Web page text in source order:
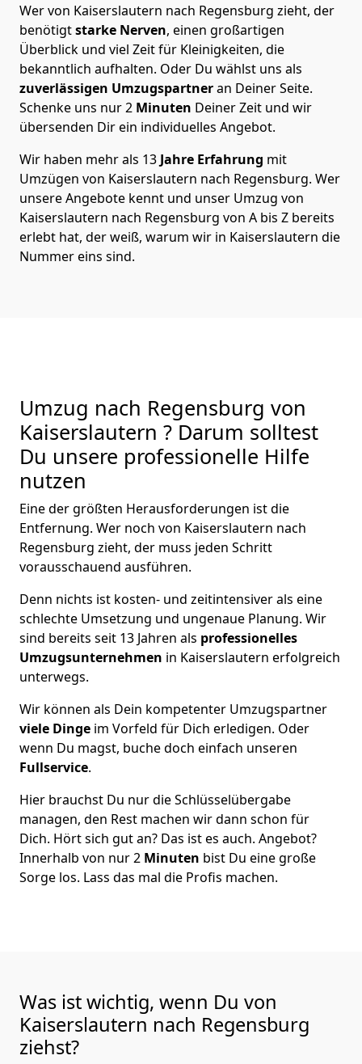
Wer von Kaiserslautern nach Regensburg zieht, der
benötigtstarke Nerven, einen großartigen
Überblick und viel Zeit für Kleinigkeiten, die
bekanntlich aufhalten. Oder Du wählst uns als
zuverlässigen Umzugspartneran Deiner Seite.
Schenke uns nur2 Minuten Deiner Zeit und wir
übersenden Dir ein individuelles Angebot.
Wir haben mehr als 13 Jahre Erfahrung mit
Umzügen von Kaiserslautern nach Regensburg. Wer
unsere Angebote kennt und unser Umzug von
Kaiserslautern nach Regensburg von A bis Z bereits
erlebt hat, der weiß, warum wir in Kaiserslautern die
Nummer eins sind.
Umzug nach Regensburg von
Kaiserslautern ? Darum solltest
Du unsere professionelle Hilfe
nutzen
Eine der größten Herausforderungen ist die
Entfernung. Wer noch von Kaiserslautern nach
Regensburg zieht, der muss jeden Schritt
vorausschauend ausführen.
Denn nichts ist kosten- und zeitintensiver als eine
schlechte Umsetzung und ungenaue Planung. Wir
sind bereits seit 13 Jahren als professionelles
Umzugsunternehmen in Kaiserslautern erfolgreich
unterwegs.
Wir können als Dein kompetenter Umzugspartner
viele Dinge im Vorfeld für Dich erledigen. Oder
wenn Du magst, buche doch einfach unseren
Fullservice.
Hier brauchst Du nur die Schlüsselübergabe
managen, den Rest machen wir dann schon für
Dich. Hört sich gut an? Das ist es auch. Angebot?
Innerhalb von nur 2 Minuten bist Du eine große
Sorge los. Lass das mal die Profis machen.
Was ist wichtig, wenn Du von
Kaiserslautern nach Regensburg
ziehst?